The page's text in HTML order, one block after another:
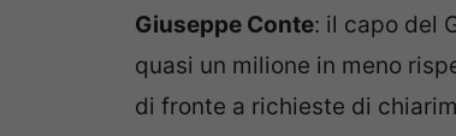
Giuseppe Conte: il capo del
quasi un milione in meno
di fronte a richieste di